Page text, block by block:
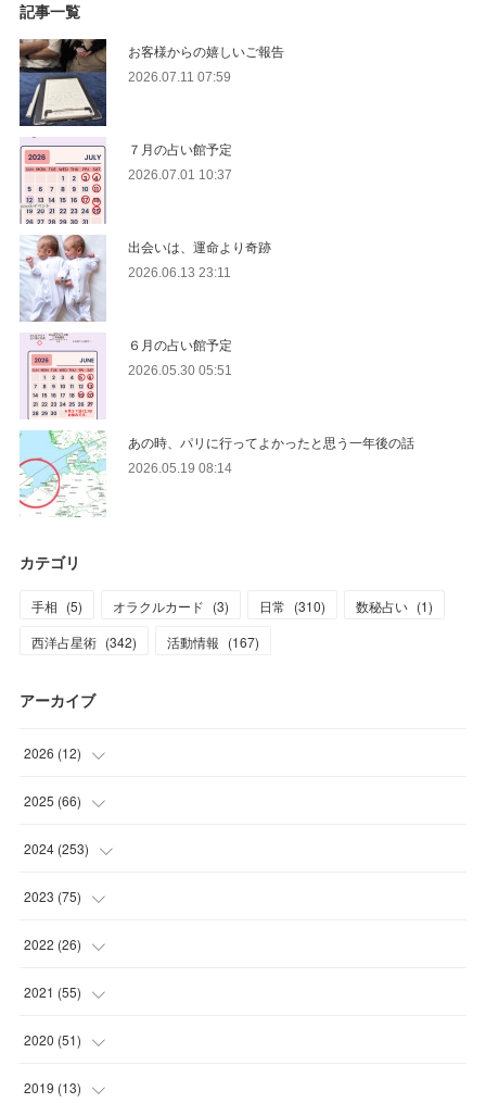
記事一覧
お客様からの嬉しいご報告
2026.07.11 07:59
７月の占い館予定
2026.07.01 10:37
出会いは、運命より奇跡
2026.06.13 23:11
６月の占い館予定
2026.05.30 05:51
あの時、パリに行ってよかったと思う一年後の話
2026.05.19 08:14
カテゴリ
手相 (5) オラクルカード (3) 日常 (310) 数秘占い (1)
西洋占星術 (342) 活動情報 (167)
アーカイブ
2026 (12)
(2
(1)
(3
(1
2025 (66)
(3)
(3
(2
(4
2024 (253)
(14 )
(21 )
(22
(26
2023 (75)
(23 )
(30 )
(6
(5
2022 (26)
(1
(1
(1
2021 (55)
(4
(4
2020 (51)
(5
2019 (13)